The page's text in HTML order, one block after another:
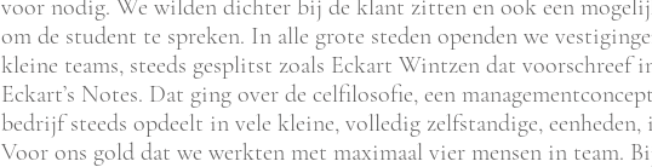
voor nodig. We wilden dichter bij de klant zitten en ook een
om de student te spreken. In alle grote steden openden we
kleine teams, steeds gesplitst zoals Eckart Wintzen dat voorschreef
Eckart’s Notes. Dat ging over de celfilosofie, een
bedrijf steeds opdeelt in vele kleine, volledig zelfstandige, eenheden,
Voor ons gold dat we werkten met maximaal vier mensen in team.